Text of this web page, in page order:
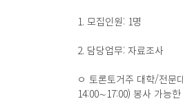
1. 모집인원: 1명
2. 담당업무: 자료조사
ㅇ 토론토거주 대학/전문
14:00∼17:00) 봉사 가능